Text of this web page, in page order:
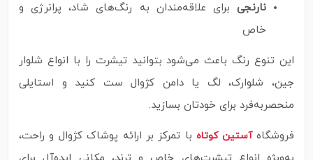
نارنجی برای علاقه‌مندان به رنگ‌های شاد، پرانرژی و
خاص
این تنوع رنگ باعث می‌شود بتوانید تیشرت را با انواع شلوار
جین، شلوارک، لگ یا دامن کژوال ست کنید و استایلی
منحصر‌به‌فرد برای خودتان بسازید.
فروشگاهآستین کوتاهبا تمرکز بر ارائه پوشاک کژوال و راحت،